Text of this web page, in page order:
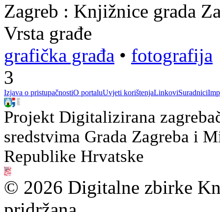
Zagreb : Knjižnice grada
Vrsta građe
grafička građa • fotografija
3
Izjava o pristupačnostiO portaluUvjeti korištenjaLinkoviSuradnici
Projekt Digitalizirana
sredstvima Grada Zagreba i
Republike Hrvatske
© 2026 Digitalne zbirke